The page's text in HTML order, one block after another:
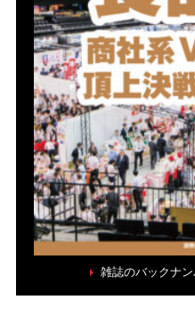
雑誌のバックナ